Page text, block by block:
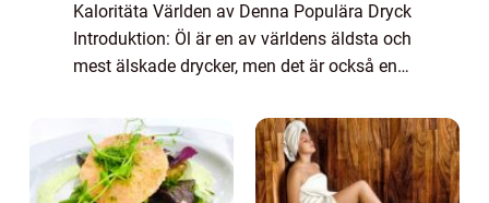
Kaloritäta Världen av Denna Populära Dryck
Introduktion: Öl är en av världens äldsta och
mest älskade drycker, men det är också en
kommer vi att ge en övergripa...